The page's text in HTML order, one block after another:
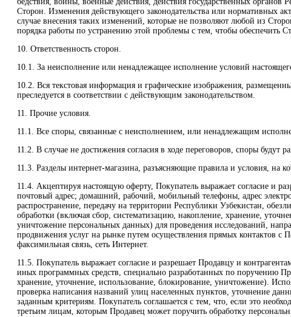
Сторон. Изменения действующего законодательства или нормативных
случае внесения таких изменений, которые не позволяют любой из
порядка работы по устранению этой проблемы с тем, чтобы обеспечить
10. Ответственность сторон.
10.1. За неисполнение или ненадлежащее исполнение условий
10.2. Вся текстовая информация и графические изображения,
преследуется в соответствии с действующим законодательством.
11. Прочие условия.
11.1. Все споры, связанные с неисполнением, или ненадлежащим
11.2. В случае не достижения согласия в ходе переговоров, споры будут
11.3. Разделы интернет-магазина, разъясняющие правила и условия, на
11.4. Акцептируя настоящую оферту, Покупатель выражает согласие и
почтовый адрес; домашний, рабочий, мобильный телефоны, адрес
распространение, передачу на территории Республики Узбекистан,
обработки (включая сбор, систематизацию, накопление, хранение,
уничтожение персональных данных) для проведения исследований,
продвижения услуг на рынке путем осуществления прямых контактов с
факсимильная связь, сеть Интернет.
11.5. Покупатель выражает согласие и разрешает Продавцу и
иных программных средств, специально разработанных по поручению
хранение, уточнение, использование, блокирование, уничтожение).
проверка написания названий улиц населенных пунктов, уточнение
заданным критериям. Покупатель соглашается с тем, что, если это
третьим лицам, которым Продавец может поручить обработку